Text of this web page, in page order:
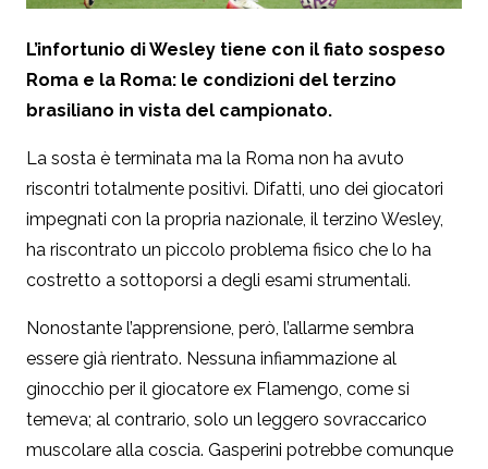
L’infortunio di Wesley tiene con il fiato sospeso
Roma e la Roma: le condizioni del terzino
brasiliano in vista del campionato.
La sosta è terminata ma la Roma non ha avuto
riscontri totalmente positivi. Difatti, uno dei giocatori
impegnati con la propria nazionale, il terzino Wesley,
ha riscontrato un piccolo problema fisico che lo ha
costretto a sottoporsi a degli esami strumentali.
Nonostante l’apprensione, però, l’allarme sembra
essere già rientrato. Nessuna infiammazione al
ginocchio per il giocatore ex Flamengo, come si
temeva; al contrario, solo un leggero sovraccarico
muscolare alla coscia. Gasperini potrebbe comunque